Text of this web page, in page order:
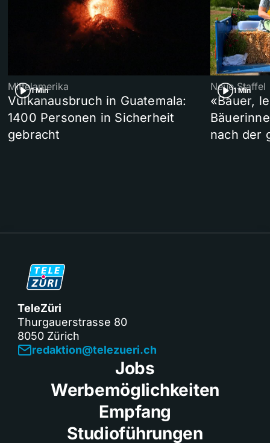
1 Min
Mittelamerika
Vulkanausbruch in Guatemala:
1400 Personen in Sicherheit
gebracht
1 Min
Neue Staffel
«Bauer,
nach der
TeleZüri
Thurgauerstrasse 80
8050 Zürich
redaktion@telezueri.ch
Jobs
Werbemöglichkeiten
Empfang
Studioführungen